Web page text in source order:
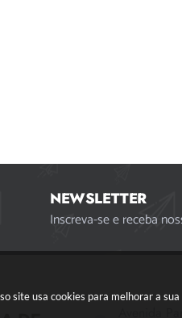
site usa cookies para melhorar a
NEWSLETTER
Inscreva-se e receba